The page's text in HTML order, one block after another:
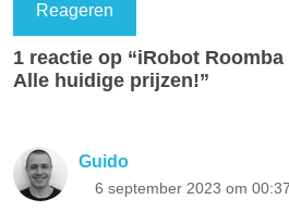
1 reactie op “iRobot
Alle huidige prijzen!”
Guido
6 september 2023 om 00:37